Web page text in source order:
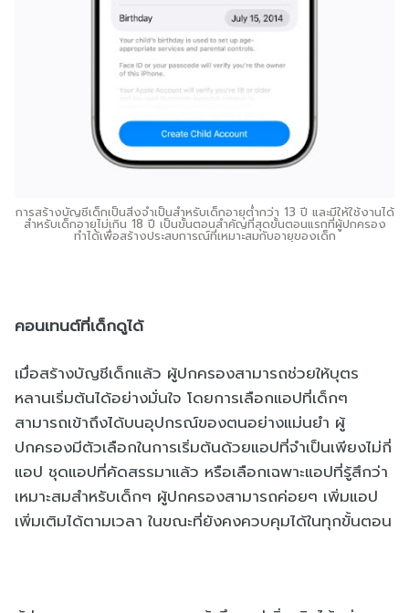
การสร้างบัญชีเด็กเป็นสิ่งจำเป็นสำหรับเด็กอายุต่ำกว่า 13 ปี และมีให้ใช้งานได้
สำหรับเด็กอายุไม่เกิน 18 ปี เป็นขั้นตอนสำคัญที่สุดขั้นตอนแรกที่ผู้ปกครอง
ทำได้เพื่อสร้างประสบการณ์ที่เหมาะสมกับอายุของเด็ก
คอนเทนต์ที่เด็กดูได้
เมื่อสร้างบัญชีเด็กแล้ว ผู้ปกครองสามารถช่วยให้บุตร
หลานเริ่มต้นได้อย่างมั่นใจ โดยการเลือกแอปที่เด็กๆ
สามารถเข้าถึงได้บนอุปกรณ์ของตนอย่างแม่นยำ ผู้
ปกครองมีตัวเลือกในการเริ่มต้นด้วยแอปที่จำเป็นเพียงไม่กี่
แอป ชุดแอปที่คัดสรรมาแล้ว หรือเลือกเฉพาะแอปที่รู้สึกว่า
เหมาะสมสำหรับเด็กๆ ผู้ปกครองสามารถค่อยๆ เพิ่มแอป
เพิ่มเติมได้ตามเวลา ในขณะที่ยังคงควบคุมได้ในทุกขั้นตอน